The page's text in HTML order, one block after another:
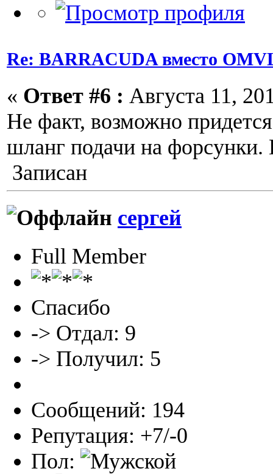
Re: BARRACUDA вместо
« Ответ #6 : Августа 11,
Не факт, возможно
шланг подачи на
Записан
сергей
Full Member
Спасибо
-> Отдал: 9
-> Получил: 5
Сообщений: 194
Репутация: +7/-0
Пол: